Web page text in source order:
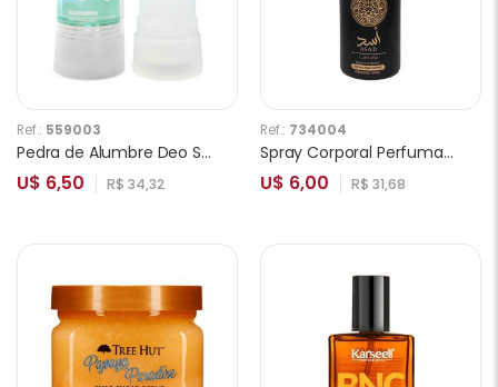
Ref.: 559003
Pedra de Alumbre Deo Stick 120g
U$ 6,50 R$ 34,32
Ref.: 734004
Spray Corporal Perfumado Lattafa Asad Masculino 250ml
U$ 6,00 R$ 31,68